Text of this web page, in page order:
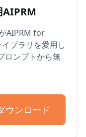
AIPRM
AIPRM for
ブラリを愛用し
ロンプトから無
ウンロード